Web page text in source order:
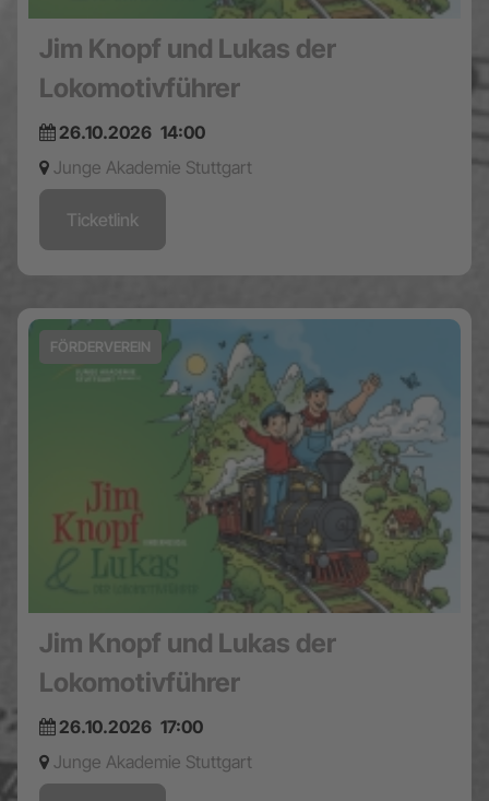
Jim Knopf und Lukas der
Lokomotivführer
26.10.2026 14:00
Junge Akademie Stuttgart
Ticketlink
FÖRDERVEREIN
Jim Knopf und Lukas der
Lokomotivführer
26.10.2026 17:00
Junge Akademie Stuttgart